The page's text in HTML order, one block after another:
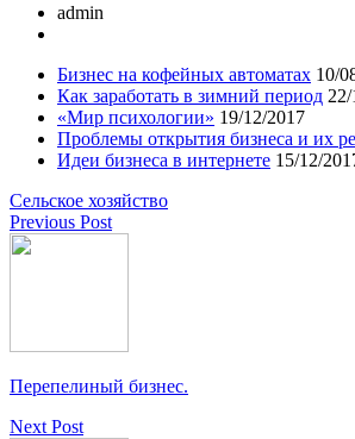
admin
Бизнес на кофейных автоматах 10/
Как заработать в зимний период
«Мир психологии» 19/12/2017
Проблемы открытия бизнеса и их
Идеи бизнеса в интернете 15/12/
Сельское хозяйство
Previous Post
Перепелиный бизнес.
Next Post